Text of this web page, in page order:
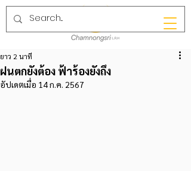
ฝนตกยังต้อง ฟ้าร้องยังถึง
ยาว 2 นาที
อัปเดตเมื่อ 14 ก.ค. 2567